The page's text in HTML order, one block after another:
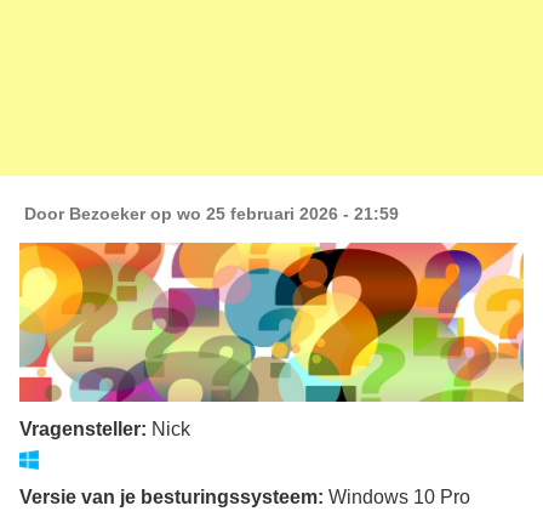
Door Bezoekerop wo 25 februari 2026 - 21:59
Vragensteller: Nick
Versie van je besturingssysteem: Windows 10 Pro